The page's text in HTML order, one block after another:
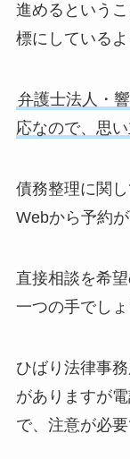
進めるという
標にしているよ
弁護士法人・
応なので、思
債務整理に関
Webから予約が
直接相談を希
一つの手でしょ
ひばり法律事
がありますが
で、注意が必要